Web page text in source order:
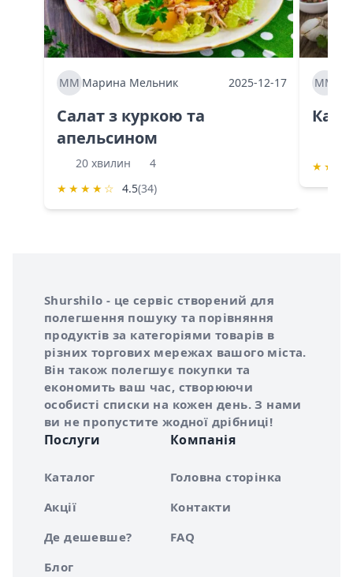
ММ Марина Мельник 2025-12-17
Салат з куркою та
апельсином
20 хвилин
4
★ ★ ★ ★ ☆ 4.5(34)
ММ
★ ★
Про сервіс Shurshilo
Shurshilo - це сервіс створений для
полегшення пошуку та порівняння
продуктів за категоріями товарів в
різних торгових мережах вашого міста.
Він також полегшує покупки та
економить ваш час, створюючи
особисті списки на кожен день. З нами
ви не пропустите жодної дрібниці!
Послуги
Каталог
Акції
Де дешевше?
Блог
Компанія
Головна сторінка
Контакти
FAQ